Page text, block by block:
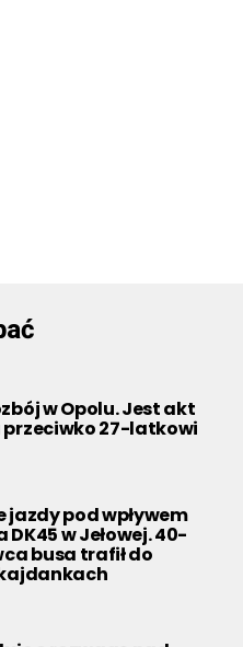
w Opolu. Jest akt
przeciwko 27-latkowi
jazdy pod wpływem
w Jełowej. 40-
busa trafił do